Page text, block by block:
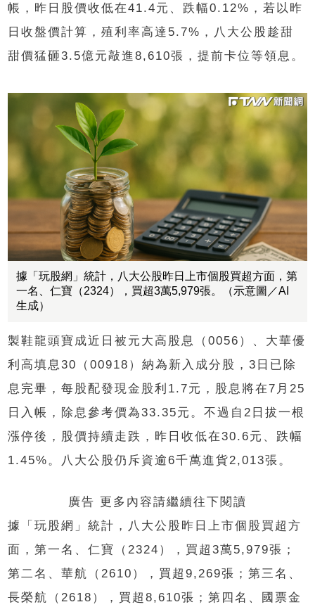
帳，昨日股價收低在41.4元、跌幅0.12%，若以昨
日收盤價計算，殖利率高達5.7%，八大公股趁甜
甜價猛砸3.5億元敲進8,610張，提前卡位等領息。
據「玩股網」統計，八大公股昨日上市個股買超方面，第
一名、仁寶（2324），買超3萬5,979張。（示意圖／AI
生成）
製鞋龍頭寶成近日被元大高股息（0056）、大華優
利高填息30（00918）納為新入成分股，3日已除
息完畢，每股配發現金股利1.7元，股息將在7月25
日入帳，除息參考價為33.35元。不過自2日拔一根
漲停後，股價持續走跌，昨日收低在30.6元、跌幅
1.45%。八大公股仍斥資逾6千萬進貨2,013張。
廣告 更多內容請繼續往下閱讀
據「玩股網」統計，八大公股昨日上市個股買超方
面，第一名、仁寶（2324），買超3萬5,979張；
第二名、華航（2610），買超9,269張；第三名、
長榮航（2618），買超8,610張；第四名、國票金